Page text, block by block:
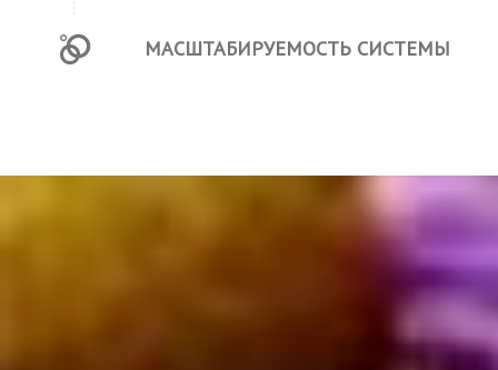
МАСШТАБИРУЕМОСТЬ СИСТЕМЫ